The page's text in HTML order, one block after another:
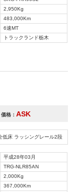
2,950Kg
483,000Km
6速MT
トラックランド栃木
価格： ASK
低床 ラッシングレール2段
平成28年03月
TRG-NLR85AN
2,000Kg
367,000Km